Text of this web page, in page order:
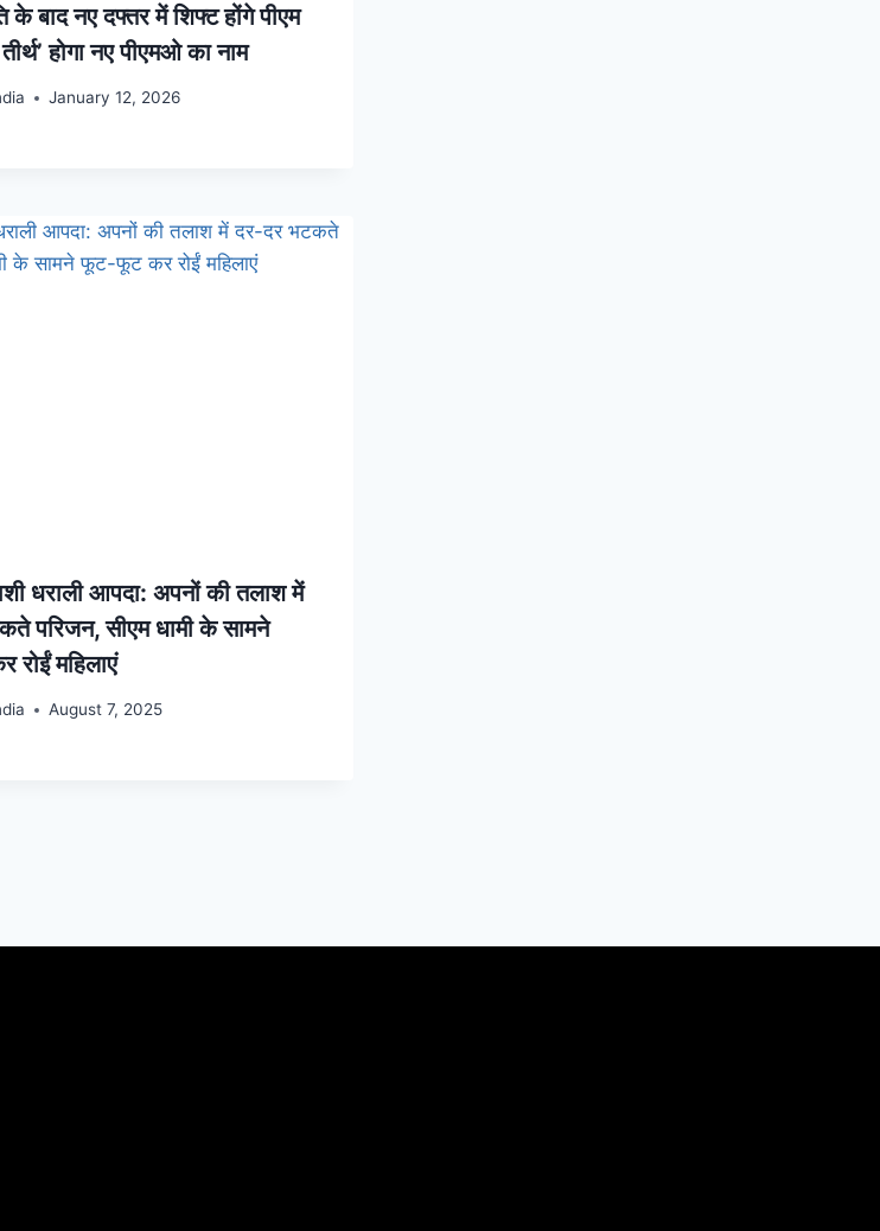
के बाद नए दफ्तर में शिफ्ट होंगे पीएम
होगा नए पीएमओ का नाम
January 12, 2026
धराली आपदा: अपनों की तलाश में
परिजन, सीएम धामी के सामने
महिलाएं
August 7, 2025